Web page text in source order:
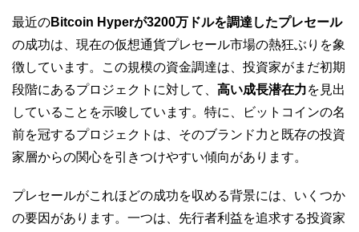
最近のBitcoin Hyperが3200万ドルを調達したプレセール
の成功は、現在の仮想通貨プレセール市場の熱狂ぶりを象
徴しています。この規模の資金調達は、投資家がまだ初期
段階にあるプロジェクトに対して、 高い成長潜在力を見出
していることを示唆しています。特に、ビットコインの名
前を冠するプロジェクトは、そのブランド力と既存の投資
家層からの関心を引きつけやすい傾向があります。
プレセールがこれほどの成功を収める背景には、いくつか
の要因があります。一つは、先行者利益を追求する投資家